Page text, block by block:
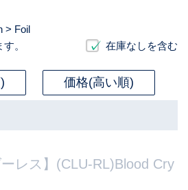
> Foil
。 在庫なしを含む
価格(高い順)
ーレス】(CLU-RL)Blood Cry